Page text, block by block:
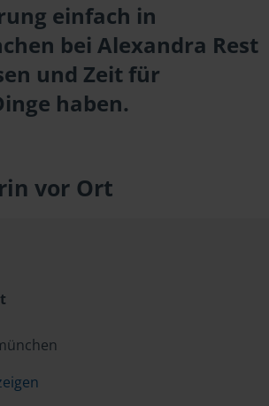
einfach in
bei Alexandra Rest
und Zeit für
haben.
vor Ort